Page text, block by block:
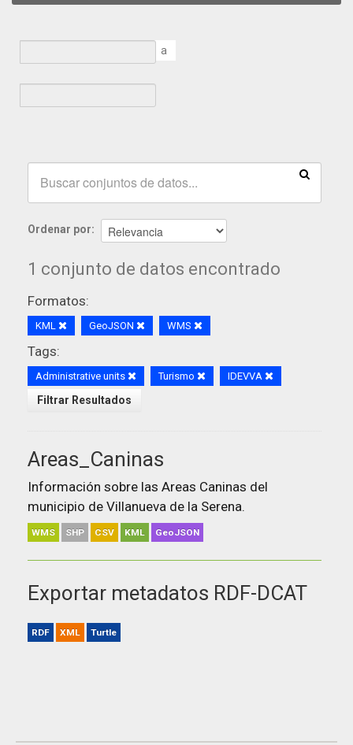
a
Ordenar por
1 conjunto de datos encontrado
Formatos:
KML GeoJSON WMS
Tags:
Administrative units Turismo IDEVVA
Filtrar Resultados
Areas_Caninas
Información sobre las Areas Caninas del
municipio de Villanueva de la Serena.
WMS SHP CSV KML GeoJSON
Exportar metadatos RDF-DCAT
RDF XML Turtle